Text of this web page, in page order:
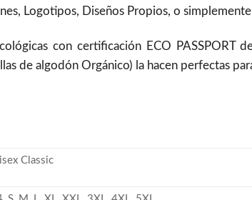
Logotipos, Diseños Propios, o
con certificación ECO PASSPORT
de algodón Orgánico) la hacen perfectas
Classic